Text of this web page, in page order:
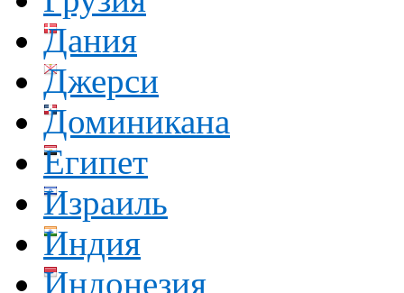
Дания
Джерси
Доминикана
Египет
Израиль
Индия
Индонезия